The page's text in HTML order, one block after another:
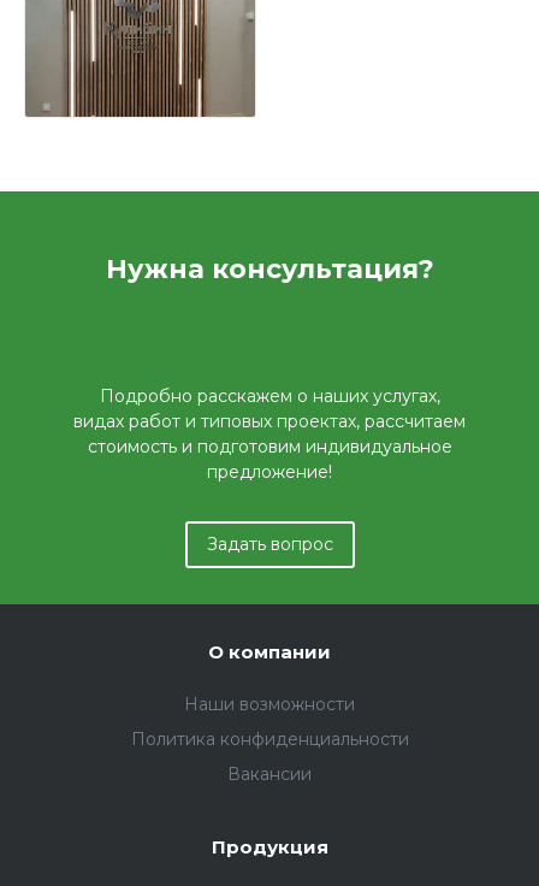
Нужна консультация?
Подробно расскажем о наших услугах,
видах работ и типовых проектах, рассчитаем
стоимость и подготовим индивидуальное
предложение!
Задать вопрос
О компании
Наши возможности
Политика конфиденциальности
Вакансии
Продукция